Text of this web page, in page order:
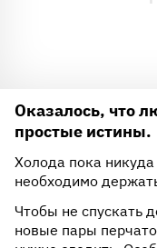
Оказалось, что
простые истины.
Холода пока
необходимо
Чтобы не спускать
новые пары